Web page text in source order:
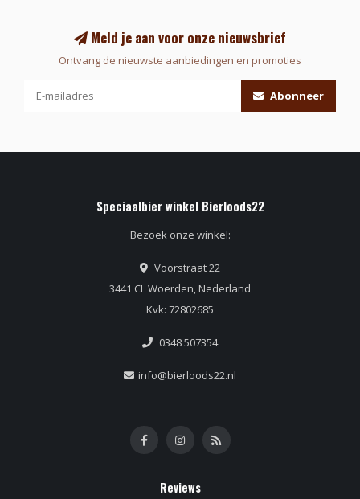
Meld je aan voor onze nieuwsbrief
Ontvang de nieuwste aanbiedingen en promoties
Abonneer
Speciaalbier winkel Bierloods22
Bezoek onze winkel:
Voorstraat 22
3441 CL Woerden, Nederland
Kvk: 72802685
0348 507354
info@bierloods22.nl
Reviews